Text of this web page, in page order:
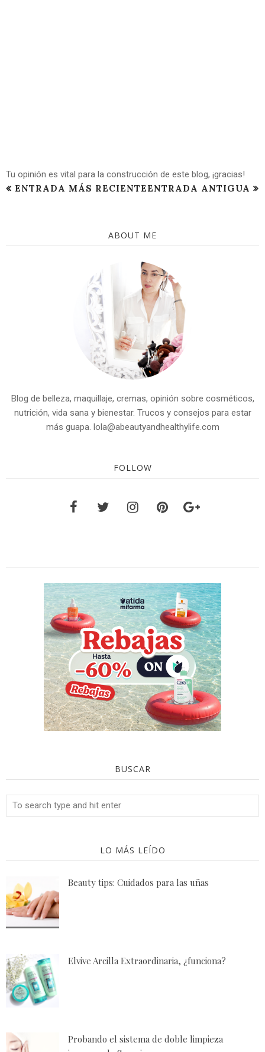
Tu opinión es vital para la construcción de este blog, ¡gracias!
ENTRADA MÁS RECIENTEENTRADA ANTIGUA
ABOUT ME
Blog de belleza, maquillaje, cremas, opinión sobre cosméticos,
nutrición, vida sana y bienestar. Trucos y consejos para estar
más guapa. lola@abeautyandhealthylife.com
FOLLOW
BUSCAR
LO MÁS LEÍDO
Beauty tips: Cuidados para las uñas
Elvive Arcilla Extraordinaria, ¿funciona?
Probando el sistema de doble limpieza